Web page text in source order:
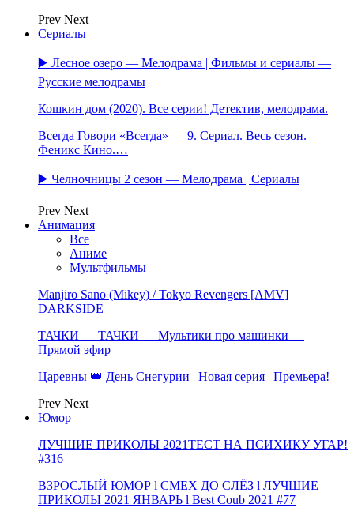
Prev Next
Сериалы
▶️ Лесное озеро — Мелодрама | Фильмы и сериалы —
Русские мелодрамы
Кошкин дом (2020). Все серии! Детектив, мелодрама.
Всегда Говори «Всегда» — 9. Сериал. Весь сезон.
Феникс Кино.…
▶️ Челночницы 2 сезон — Мелодрама | Сериалы
Prev Next
Анимация
Все
Аниме
Мультфильмы
Manjiro Sano (Mikey) / Tokyo Revengers [AMV]
DARKSIDE
ТАЧКИ — ТАЧКИ — Мультики про машинки —
Прямой эфир
Царевны 👑 День Снегурии | Новая серия | Премьера!
Prev Next
Юмор
ЛУЧШИЕ ПРИКОЛЫ 2021ТЕСТ НА ПСИХИКУ УГАР!
#316
ВЗРОСЛЫЙ ЮМОР l СМЕХ ДО СЛЁЗ l ЛУЧШИЕ
ПРИКОЛЫ 2021 ЯНВАРЬ l Best Coub 2021 #77